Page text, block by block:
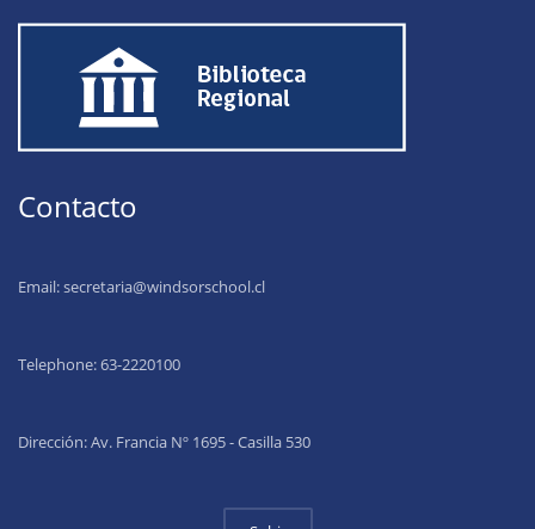
Contacto
Email:secretaria@windsorschool.cl
Telephone: 63-2220100
Dirección: Av. Francia Nº 1695 - Casilla 530